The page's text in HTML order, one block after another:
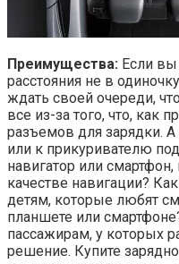
Преимущества: Если
расстояния не в
ждать своей очереди,
все из-за того, что, как
разъемов для зарядки. А
или к прикуривателю
навигатор или
качестве навигации?
детям, которые любят
планшете или
пассажирам, у которых
решение. Купите